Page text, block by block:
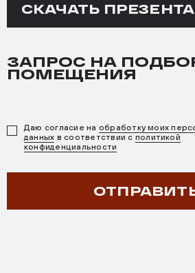
СКАЧАТЬ
ЗАПРОС НА
ПОМЕЩЕНИЯ
Даю согласие на обработку моих
данных в соответствии с политикой
конфиденциальности